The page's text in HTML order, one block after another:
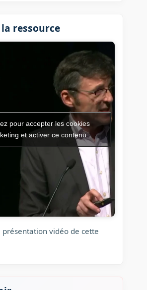
ressource
pour accepter les cookies
et activer ce contenu
présentation vidéo de cette